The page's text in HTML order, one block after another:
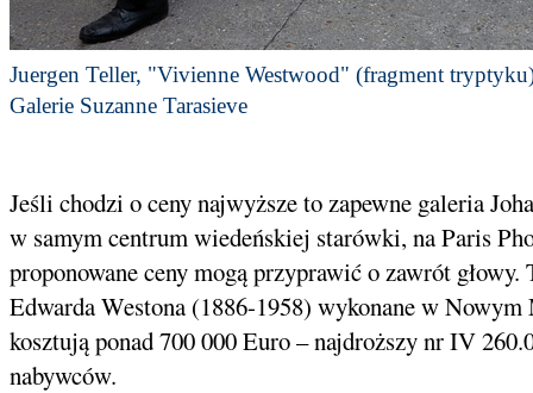
Juergen Teller, "Vivienne Westwood" (fragment
Galerie Suzanne Tarasieve
Jeśli chodzi o ceny najwyższe to zapewne galeria
w samym centrum wiedeńskiej starówki, na Paris
proponowane ceny mogą przyprawić o zawrót
Edwarda Westona (1886-1958) wykonane w
kosztują ponad 700 000 Euro – najdroższy nr IV
nabywców.